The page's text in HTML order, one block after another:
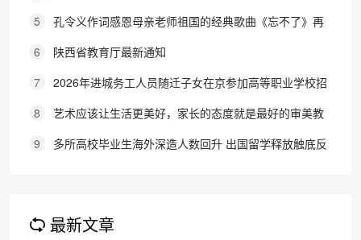
典活动成功举办
5
孔令义作词感恩母亲老师祖国的经典歌曲《忘不了》再
次唱响
6
陕西省教育厅最新通知
7
2026年进城务工人员随迁子女在京参加高等职业学校招
生考试报名通知
8
艺术应该让生活更美好，家长的态度就是最好的审美教
育！
9
多所高校毕业生海外深造人数回升 出国留学释放触底反
最新文章